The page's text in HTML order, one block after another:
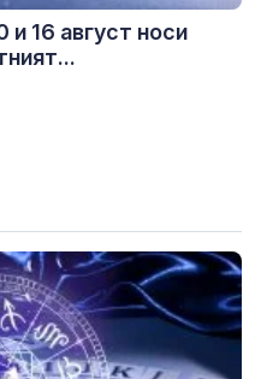
16 август носи